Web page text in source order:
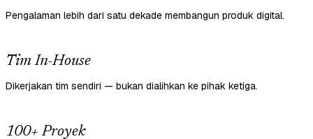
Pengalaman lebih dari satu dekade membangun produk digital.
Tim In-House
Dikerjakan tim sendiri — bukan dialihkan ke pihak ketiga.
100+ Proyek